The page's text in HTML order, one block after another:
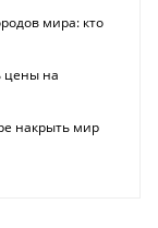
мира: кто
цены на
накрыть мир